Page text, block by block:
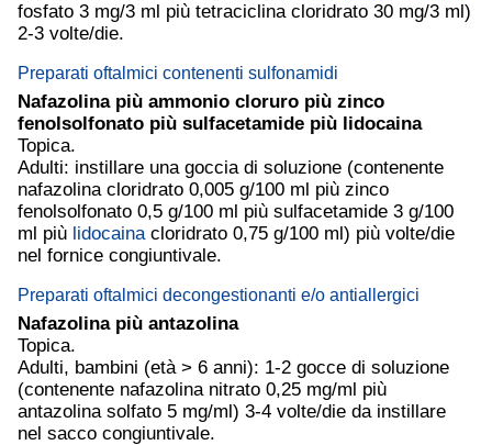
fosfato 3 mg/3 ml più tetraciclina cloridrato 30 mg/3 ml)
2-3 volte/die.
Preparati oftalmici contenenti sulfonamidi
Nafazolina più ammonio cloruro più zinco
fenolsolfonato più sulfacetamide più lidocaina
Topica.
Adulti: instillare una goccia di soluzione (contenente
nafazolina cloridrato 0,005 g/100 ml più zinco
fenolsolfonato 0,5 g/100 ml più sulfacetamide 3 g/100
ml più lidocainacloridrato 0,75 g/100 ml) più volte/die
nel fornice congiuntivale.
Preparati oftalmici decongestionanti e/o antiallergici
Nafazolina più antazolina
Topica.
Adulti, bambini (età > 6 anni): 1-2 gocce di soluzione
(contenente nafazolina nitrato 0,25 mg/ml più
antazolina solfato 5 mg/ml) 3-4 volte/die da instillare
nel sacco congiuntivale.